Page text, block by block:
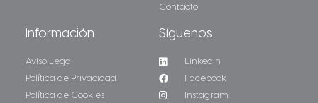
Contacto
Información
Aviso Legal
Política de Privacidad
Política de Cookies
Síguenos
LinkedIn
Facebook
Instagram